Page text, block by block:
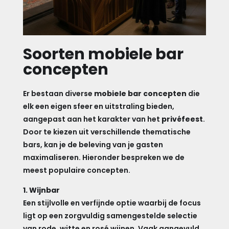
Soorten mobiele bar
concepten
Er bestaan diverse mobiele bar concepten die
elk een eigen sfeer en uitstraling bieden,
aangepast aan het karakter van het privéfeest.
Door te kiezen uit verschillende thematische
bars, kan je de beleving van je gasten
maximaliseren. Hieronder bespreken we de
meest populaire concepten.
1. Wijnbar
Een stijlvolle en verfijnde optie waarbij de focus
ligt op een zorgvuldig samengestelde selectie